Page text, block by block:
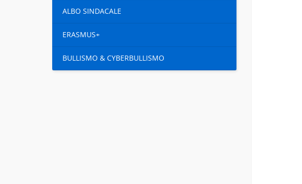
ALBO SINDACALE
ERASMUS+
BULLISMO & CYBERBULLISMO